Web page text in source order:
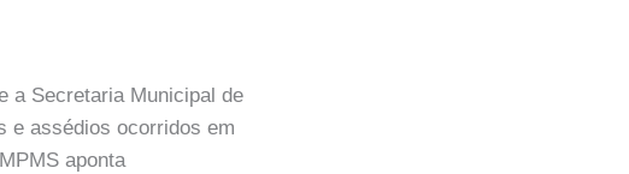
a Secretaria Municipal de
e assédios ocorridos em
aponta